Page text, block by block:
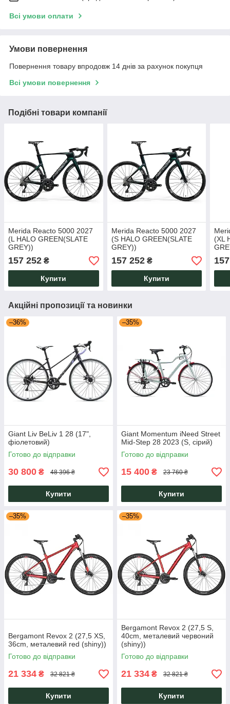
Всі умови оплати
Умови повернення
Повернення товару впродовж 14 днів за рахунок покупця
Всі умови повернення
Подібні товари компанії
Merida Reacto 5000 2027
(L HALO GREEN(SLATE
GREY))
157 252 ₴
Купити
Merida Reacto 5000 2027
(S HALO GREEN(SLATE
GREY))
157 252₴
Купити
(XL
Акційні пропозиції та новинки
–36%
Giant Liv BeLiv 1 28 (17",
фіолетовий)
Готово до відправки
30 800 ₴ 48 396 ₴
Купити
–35%
Giant Momentum iNeed Street
Mid-Step 28 2023 (S, сірий)
Готово до відправки
15 400 ₴ 23 760 ₴
Купити
–35%
Bergamont Revox 2 (27,5 XS,
36cm, металевий red (shiny))
Готово до відправки
21 334 ₴ 32 821 ₴
Купити
–35%
Bergamont Revox 2 (27,5 S,
40cm, металевий червоний
(shiny))
Готово до відправки
21 334 ₴ 32 821 ₴
Купити